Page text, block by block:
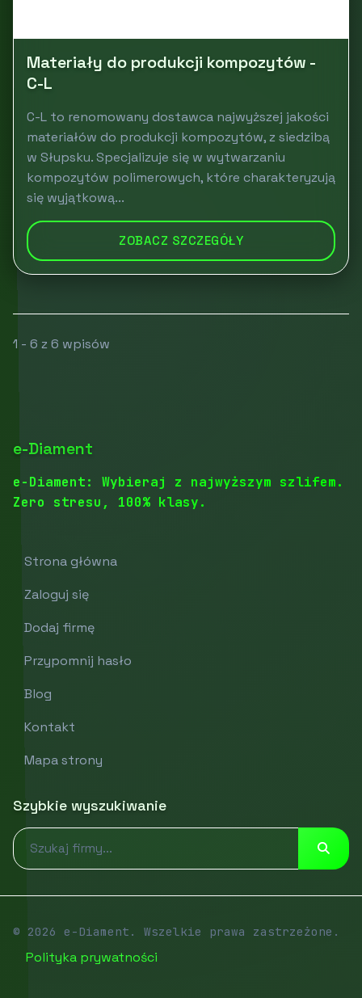
Materiały do produkcji kompozytów -
C-L
C-L to renomowany dostawca najwyższej jakości
materiałów do produkcji kompozytów, z siedzibą
w Słupsku. Specjalizuje się w wytwarzaniu
kompozytów polimerowych, które charakteryzują
się wyjątkową...
ZOBACZ SZCZEGÓŁY
1 - 6 z 6 wpisów
e-Diament
e-Diament: Wybieraj z najwyższym szlifem.
Zero stresu, 100% klasy.
Strona główna
Zaloguj się
Dodaj firmę
Przypomnij hasło
Blog
Kontakt
Mapa strony
Szybkie wyszukiwanie
© 2026 e-Diament. Wszelkie prawa zastrzeżone.
Polityka prywatności